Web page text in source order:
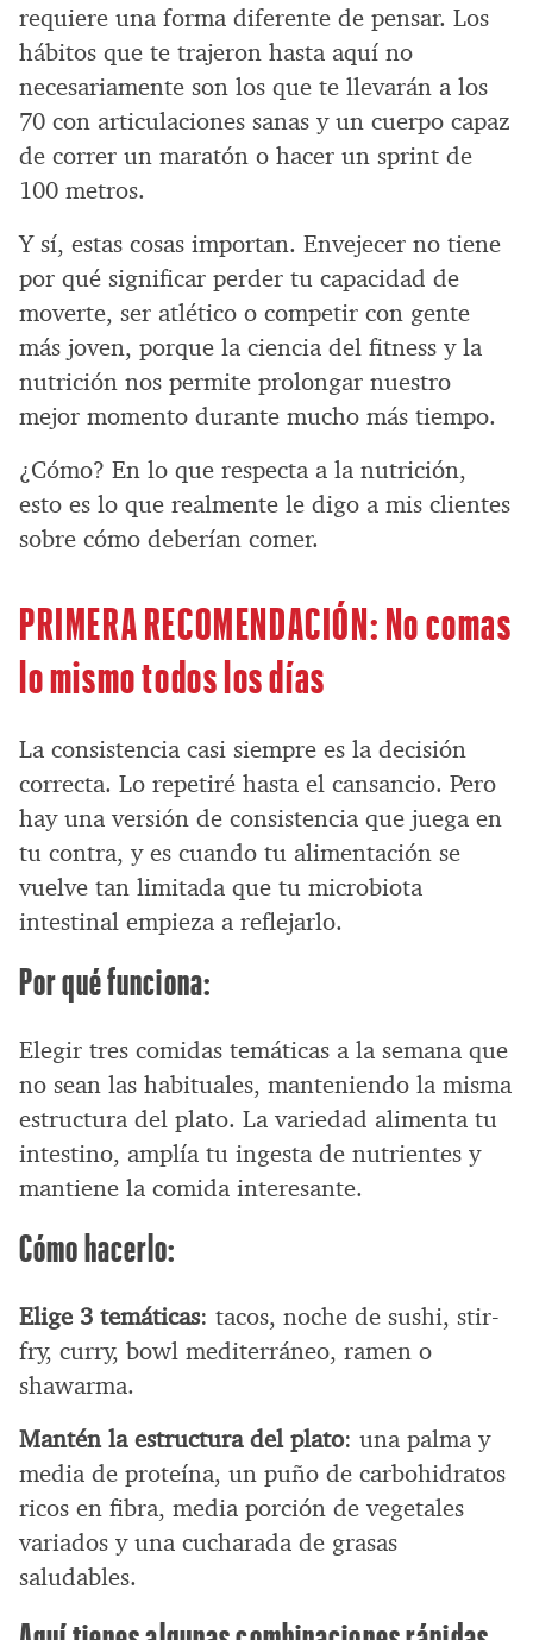
requiere una forma diferente de pensar. Los
hábitos que te trajeron hasta aquí no
necesariamente son los que te llevarán a los
70 con articulaciones sanas y un cuerpo capaz
de correr un maratón o hacer un sprint de
100 metros.
Y sí, estas cosas importan. Envejecer no tiene
por qué significar perder tu capacidad de
moverte, ser atlético o competir con gente
más joven, porque la ciencia del fitness y la
nutrición nos permite prolongar nuestro
mejor momento durante mucho más tiempo.
¿Cómo? En lo que respecta a la nutrición,
esto es lo que realmente le digo a mis clientes
sobre cómo deberían comer.
PRIMERA RECOMENDACIÓN: No comas
lo mismo todos los días
La consistencia casi siempre es la decisión
correcta. Lo repetiré hasta el cansancio. Pero
hay una versión de consistencia que juega en
tu contra, y es cuando tu alimentación se
vuelve tan limitada que tu microbiota
intestinal empieza a reflejarlo.
Por qué funciona:
Elegir tres comidas temáticas a la semana que
no sean las habituales, manteniendo la misma
estructura del plato. La variedad alimenta tu
intestino, amplía tu ingesta de nutrientes y
mantiene la comida interesante.
Cómo hacerlo:
Elige 3 temáticas: tacos, noche de sushi, stir-
fry, curry, bowl mediterráneo, ramen o
shawarma.
Mantén la estructura del plato: una palma y
media de proteína, un puño de carbohidratos
ricos en fibra, media porción de vegetales
variados y una cucharada de grasas
saludables.